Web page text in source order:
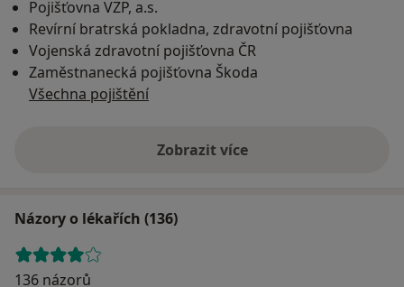
Pojišťovna VZP, a.s.
Revírní bratrská pokladna, zdravotní pojišťovna
Vojenská zdravotní pojišťovna ČR
Zaměstnanecká pojišťovna Škoda
Všechna pojištění
Zobrazit více
Názory o lékařích (136)
136 názorů